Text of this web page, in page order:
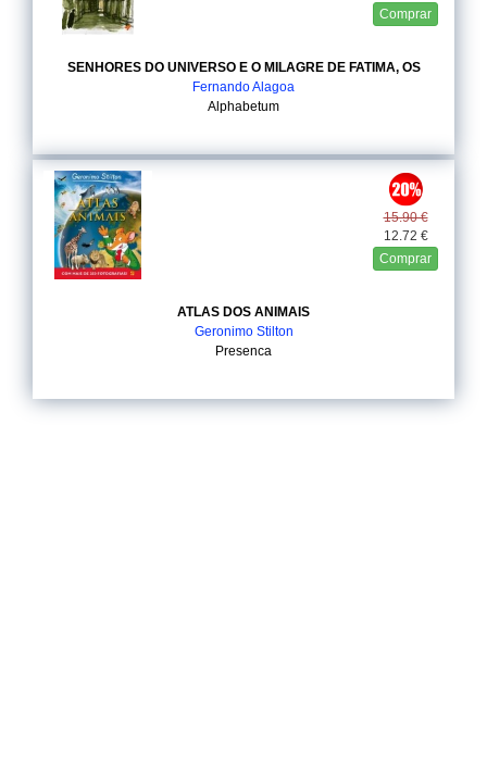
Comprar
SENHORES DO UNIVERSO E O MILAGRE DE FATIMA, OS
Fernando Alagoa
Alphabetum
15.90 €
12.72 €
Comprar
ATLAS DOS ANIMAIS
Geronimo Stilton
Presenca